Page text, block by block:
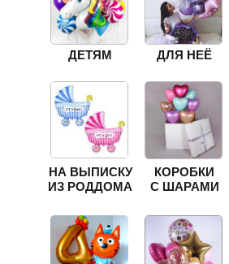
ДЛЯ НЕЁ
ДЕТЯМ
НА ВЫПИСКУ
ИЗ РОДДОМА
КОРОБКИ
С ШАРАМИ